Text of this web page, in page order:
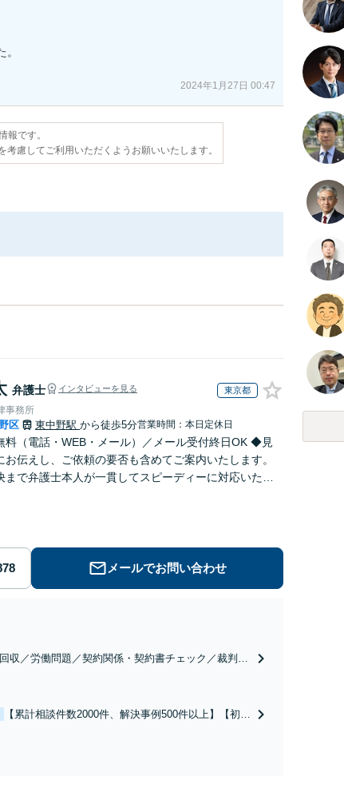
2024年1月27日 00:47
報です。
考慮してご利用いただくようお願いいたします。
弁護士 インタビューを見る 東京都
事務所
区 東中野駅 から徒歩5分営業時間：本日定休日
（電話・WEB・メール）／メール受付終日OK ◆見
お伝えし、ご依頼の要否も含めてご案内いたします。
まで弁護士本人が一貫してスピーディーに対応いたし
メールでお問い合わせ
回収／労働問題／契約関係・契約書チェック／裁判対
の方もご相談ください！【顧問経験豊富】【個別案
OK】
【累計相談件数2000件、解決事例500件以上】【初回